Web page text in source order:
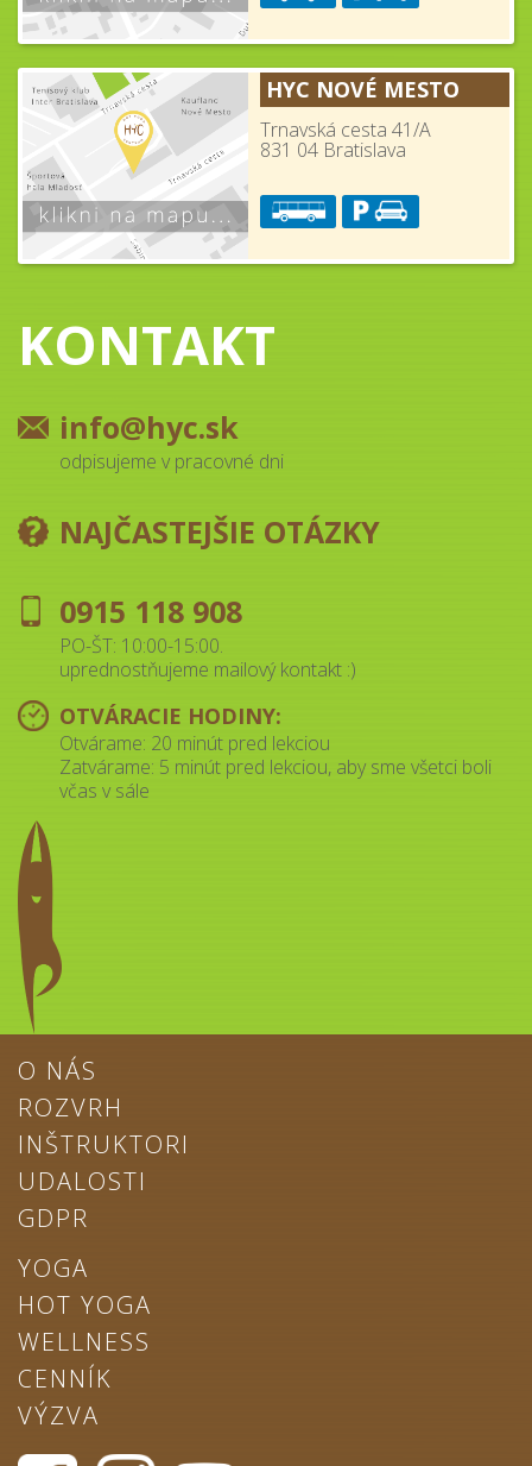
HYC NOVÉ MESTO
Trnavská cesta 41/A
831 04 Bratislava
KONTAKT
info@hyc.sk
odpisujeme v pracovné dni
NAJČASTEJŠIE OTÁZKY
0915 118 908
PO-ŠT: 10:00-15:00.
uprednostňujeme mailový kontakt :)
OTVÁRACIE HODINY:
Otvárame: 20 minút pred lekciou
Zatvárame: 5 minút pred lekciou, aby sme všetci boli
včas v sále
O NÁS
ROZVRH
INŠTRUKTORI
UDALOSTI
GDPR
YOGA
HOT YOGA
WELLNESS
CENNÍK
VÝZVA